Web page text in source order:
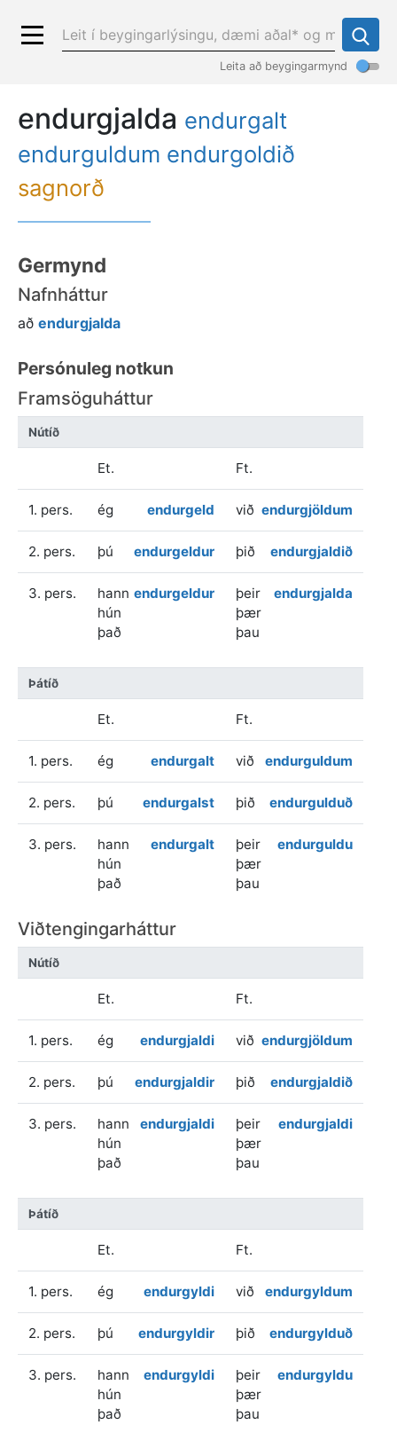
Leita að beygingarmynd
endurgjalda endurgalt
endurguldum endurgoldið
sagnorð
Germynd
Nafnháttur
að endurgjalda
Persónuleg notkun
Framsöguháttur
Nútíð
Et. Ft.
1. pers. ég endurgeld við endurgjöldum
2. pers. þú endurgeldur þið endurgjaldið
3. pers.
hann
hún
það
endurgeldur
þeir
þær
þau
endurgjalda
Þátíð
Et. Ft.
1. pers. ég endurgalt við endurguldum
2. pers. þú endurgalst þið endurgulduð
3. pers.
hann
hún
það
endurgalt
þeir
þær
þau
endurguldu
Viðtengingarháttur
Nútíð
Et. Ft.
1. pers. ég endurgjaldi við endurgjöldum
2. pers. þú endurgjaldir þið endurgjaldið
3. pers.
hann
hún
það
endurgjaldi
þeir
þær
þau
endurgjaldi
Þátíð
Et. Ft.
1. pers. ég endurgyldi við endurgyldum
2. pers. þú endurgyldir þið endurgylduð
3. pers.
hann
hún
það
endurgyldi
þeir
þær
þau
endurgyldu